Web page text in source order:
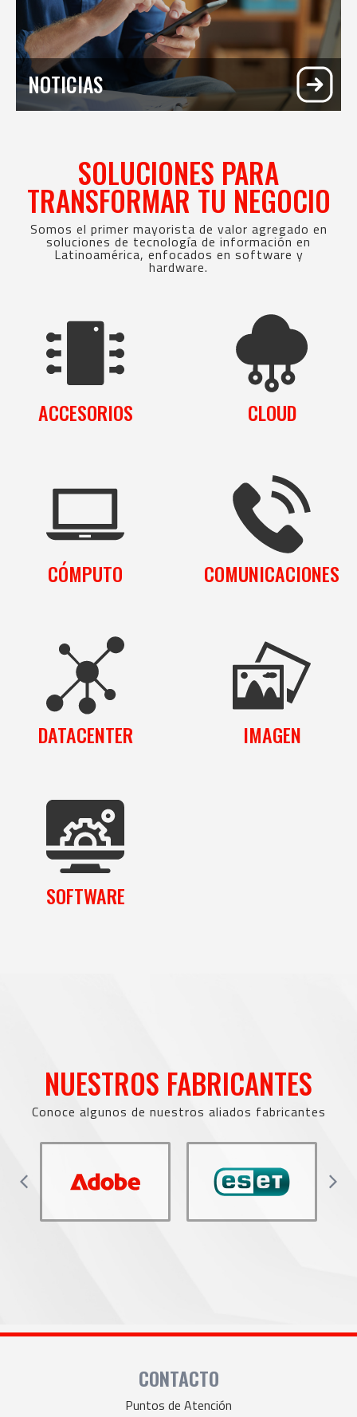
NOTICIAS
SOLUCIONES PARA
TRANSFORMAR TU NEGOCIO​
Somos el primer mayorista de valor agregado en
soluciones de tecnología de información en
Latinoamérica, enfocados en software y
hardware.
ACCESORIOS CLOUD
CÓMPUTO COMUNICACIONES
DATACENTER IMAGEN
SOFTWARE
NUESTROS FABRICANTES​
Conoce algunos de nuestros aliados fabricantes
CONTACTO
Puntos de Atención